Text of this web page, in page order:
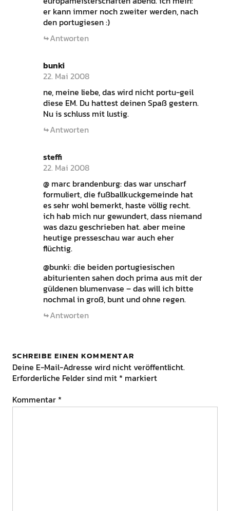
er kann immer noch zweiter werden, nach
den portugiesen :)
Antworten
bunki
22. Mai 2008
ne, meine liebe, das wird nicht portu-geil
diese EM. Du hattest deinen Spaß gestern.
Nu is schluss mit lustig.
Antworten
steffi
22. Mai 2008
@ marc brandenburg: das war unscharf
formuliert, die fußballkuckgemeinde hat
es sehr wohl bemerkt, haste völlig recht.
ich hab mich nur gewundert, dass niemand
was dazu geschrieben hat. aber meine
heutige presseschau war auch eher
flüchtig.
@bunki: die beiden portugiesischen
abiturienten sahen doch prima aus mit der
güldenen blumenvase – das will ich bitte
nochmal in groß, bunt und ohne regen.
Antworten
SCHREIBE EINEN KOMMENTAR
Deine E-Mail-Adresse wird nicht veröffentlicht.
Erforderliche Felder sind mit * markiert
Kommentar *